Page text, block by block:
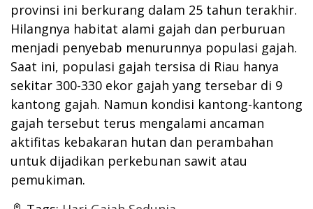
provinsi ini berkurang dalam 25 tahun terakhir.
Hilangnya habitat alami gajah dan perburuan
menjadi penyebab menurunnya populasi gajah.
Saat ini, populasi gajah tersisa di Riau hanya
sekitar 300-330 ekor gajah yang tersebar di 9
kantong gajah. Namun kondisi kantong-kantong
gajah tersebut terus mengalami ancaman
aktifitas kebakaran hutan dan perambahan
untuk dijadikan perkebunan sawit atau
pemukiman.